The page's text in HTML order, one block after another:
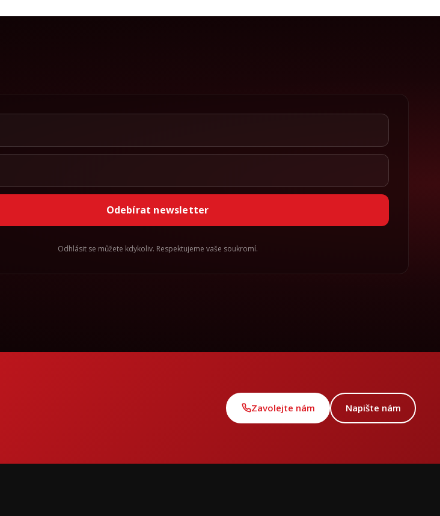
Odebírat newsletter
Odhlásit se můžete kdykoliv. Respektujeme vaše soukromí.
Zavolejte nám Napište nám